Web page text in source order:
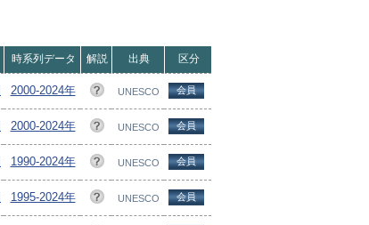
時系列データ 解説 出典 区分
2000-2024年 UNESCO 会員
2000-2024年 UNESCO 会員
1990-2024年 UNESCO 会員
1995-2024年 UNESCO 会員